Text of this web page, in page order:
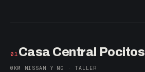
01 Casa Central Pocitos
0KM NISSAN Y MG · TALLER